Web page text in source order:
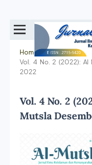
Home /
Vol. 4 No. 2 (2022): Al
2022
Vol. 4 No. 2
Mutsla